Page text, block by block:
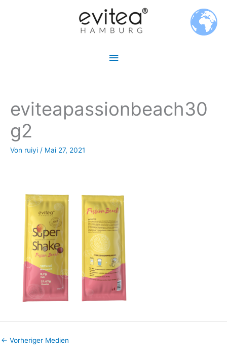
Hauptmenü
eviteapassionbeach30
g2
Von ruiyi / Mai 27, 2021
← Vorheriger Medien